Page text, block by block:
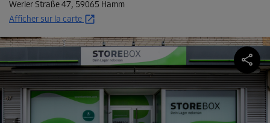
Werler Straße 47, 59065 Hamm
Afficher sur la carte